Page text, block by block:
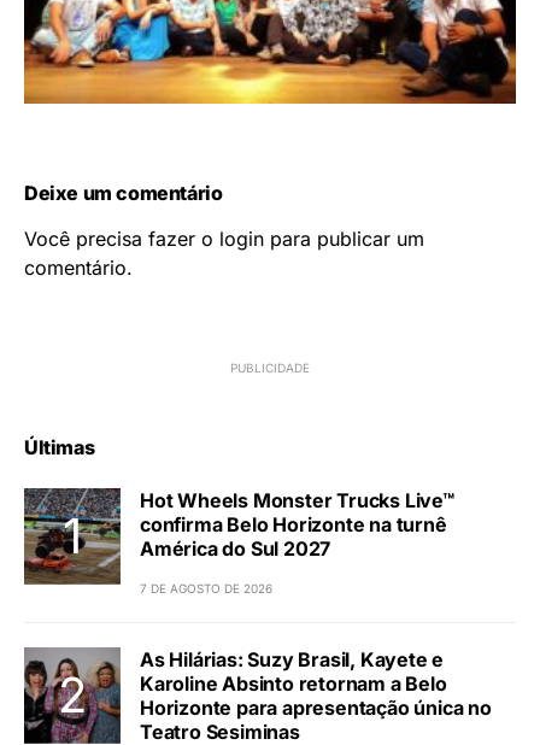
Deixe um comentário
Você precisa fazer o login para publicar um
comentário.
Últimas
Hot Wheels Monster Trucks Live™
confirma Belo Horizonte na turnê
América do Sul 2027
7 DE AGOSTO DE 2026
As Hilárias: Suzy Brasil, Kayete e
Karoline Absinto retornam a Belo
Horizonte para apresentação única no
Teatro Sesiminas